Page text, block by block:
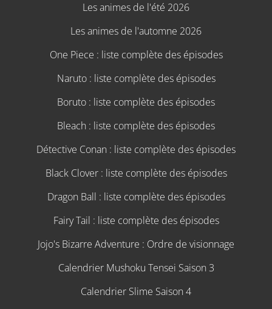
Les animes de l'été 2026
Les animes de l'automne 2026
One Piece : liste complète des épisodes
Naruto : liste complète des épisodes
Boruto : liste complète des épisodes
Bleach : liste complète des épisodes
Détective Conan : liste complète des épisodes
Black Clover : liste complète des épisodes
Dragon Ball : liste complète des épisodes
Fairy Tail : liste complète des épisodes
Jojo's Bizarre Adventure : Ordre de visionnage
Calendrier Mushoku Tensei Saison 3
Calendrier Slime Saison 4